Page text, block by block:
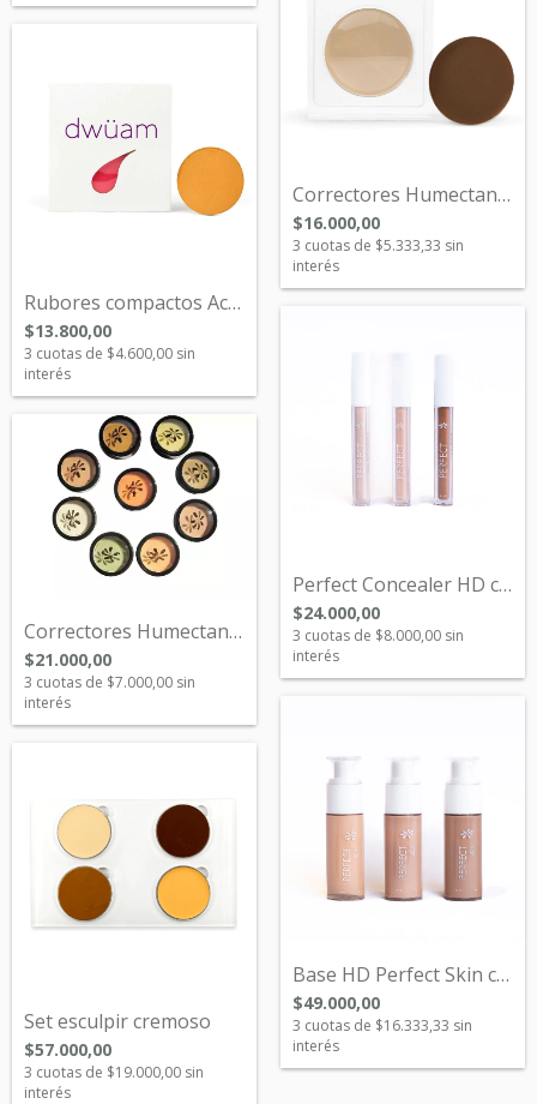
Rubores compactos Acuarelables
$13.800,00
3 cuotas de $4.600,00 sin
interés
Correctores Humectantes
$16.000,00
3 cuotas de $5.333,33 sin
interés
Correctores Humectantes en Petacas Indiv...
$21.000,00
3 cuotas de $7.000,00 sin
interés
Perfect Concealer HD con Acido Hialuróni...
$24.000,00
3 cuotas de $8.000,00 sin
interés
Set esculpir cremoso
$57.000,00
3 cuotas de $19.000,00 sin
interés
Base HD Perfect Skin con Acido Hialuróni...
$49.000,00
3 cuotas de $16.333,33 sin
interés